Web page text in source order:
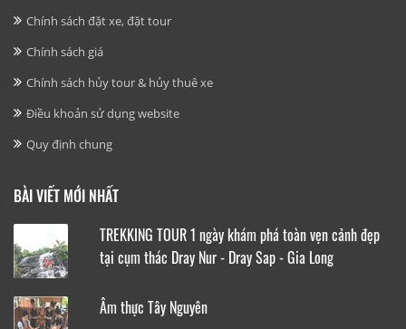
Chính sách đặt xe, đặt tour
Chính sách giá
Chính sách hủy tour & hủy thuê xe
Điều khoản sử dụng website
Quy định chung
BÀI VIẾT MỚI NHẤT
TREKKING TOUR 1 ngày khám phá toàn vẹn cảnh đẹp
tại cụm thác Dray Nur - Dray Sap - Gia Long
Âm thực Tây Nguyên